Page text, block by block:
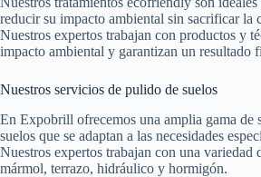
reducir su impacto ambiental sin sacrificar la
Nuestros expertos trabajan con productos y
impacto ambiental y garantizan un resultado
Nuestros servicios de pulido de suelos
En Expobrill ofrecemos una amplia gama de
suelos que se adaptan a las necesidades
Nuestros expertos trabajan con una variedad
mármol, terrazo, hidráulico y hormigón.